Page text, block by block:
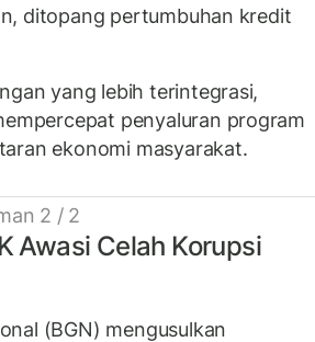
ditopang pertumbuhan kredit
yang lebih terintegrasi,
penyaluran program
ekonomi masyarakat.
2 / 2
Awasi Celah Korupsi
(BGN) mengusulkan